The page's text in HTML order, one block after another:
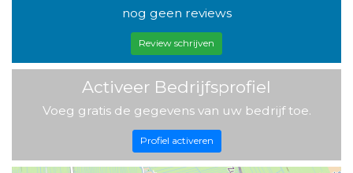
nog geen reviews
Review schrijven
Activeer Bedrijfsprofiel
Voeg gratis de gegevens van uw bedrijf toe.
Profiel activeren